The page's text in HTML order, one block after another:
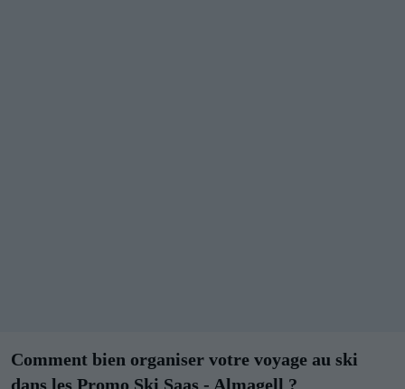
Comment bien organiser votre voyage au ski
dans les Promo Ski Saas - Almagell ?